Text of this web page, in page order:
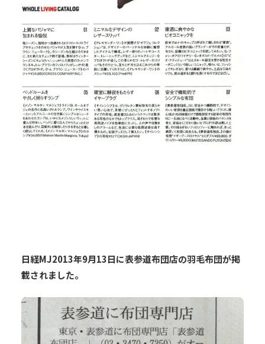
日経MJ2013年9月13日に表参道布団店の羽毛布団が掲
載されました。